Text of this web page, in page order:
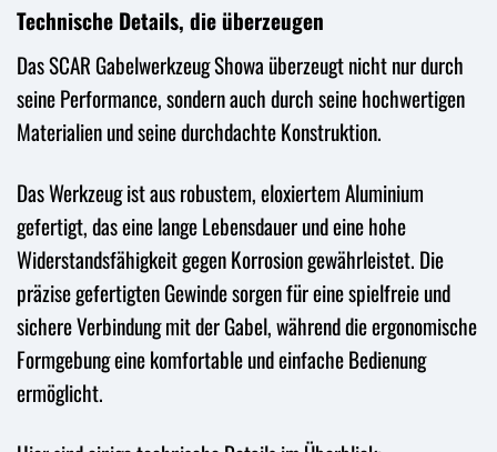
Technische Details, die überzeugen
Das SCAR Gabelwerkzeug Showa überzeugt nicht nur durch
seine Performance, sondern auch durch seine hochwertigen
Materialien und seine durchdachte Konstruktion.
Das Werkzeug ist aus robustem, eloxiertem Aluminium
gefertigt, das eine lange Lebensdauer und eine hohe
Widerstandsfähigkeit gegen Korrosion gewährleistet. Die
präzise gefertigten Gewinde sorgen für eine spielfreie und
sichere Verbindung mit der Gabel, während die ergonomische
Formgebung eine komfortable und einfache Bedienung
ermöglicht.